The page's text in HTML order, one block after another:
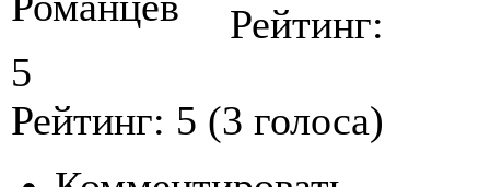
Рейтинг:
5
Рейтинг: 5 (3 голоса)